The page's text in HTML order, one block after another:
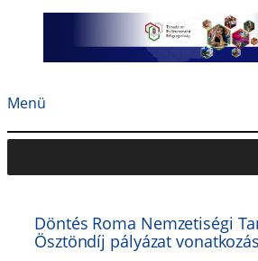
Menü
Döntés Roma Nemzetiségi
Ösztöndíj pályázat